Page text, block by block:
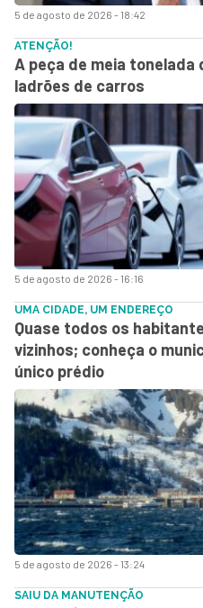
5 de agosto de 2026 - 18:42
5 de agosto de 2026 - 16:16
ATENÇÃO!
A peça de meia tonelada
ladrões de carros
5 de agosto de 2026 - 13:24
UMA CIDADE, UM ENDEREÇO
Quase todos os
vizinhos; conheça o
único prédio
SAIU DA MANUTENÇÃO